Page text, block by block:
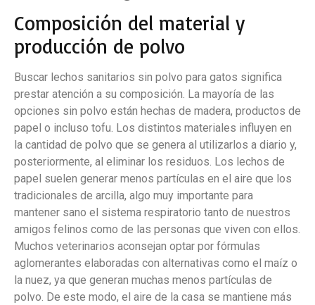
Composición del material y
producción de polvo
Buscar lechos sanitarios sin polvo para gatos significa
prestar atención a su composición. La mayoría de las
opciones sin polvo están hechas de madera, productos de
papel o incluso tofu. Los distintos materiales influyen en
la cantidad de polvo que se genera al utilizarlos a diario y,
posteriormente, al eliminar los residuos. Los lechos de
papel suelen generar menos partículas en el aire que los
tradicionales de arcilla, algo muy importante para
mantener sano el sistema respiratorio tanto de nuestros
amigos felinos como de las personas que viven con ellos.
Muchos veterinarios aconsejan optar por fórmulas
aglomerantes elaboradas con alternativas como el maíz o
la nuez, ya que generan muchas menos partículas de
polvo. De este modo, el aire de la casa se mantiene más